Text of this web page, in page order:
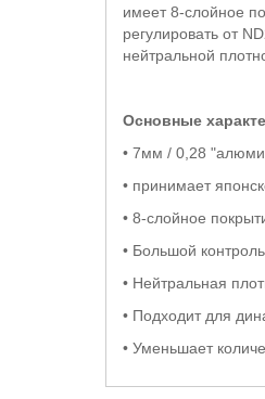
имеет 8-слойное
регулировать от
нейтральной
Основные
• 7мм / 0,28
• принимает
• 8-слойное
• Большой
• Нейтральная
• Подходит для
• Уменьшает